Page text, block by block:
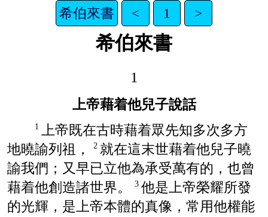
希伯來書 < 1 >
希伯來書
1
上帝藉着他兒子說話
1
上帝既在古時藉着眾先知多次多方
地曉諭列祖，
2 就在這末世藉着他兒子曉
諭我們；又早已立他為承受萬有的，也曾
藉着他創造諸世界。
3 他是上帝榮耀所發
的光輝，是上帝本體的真像，常用他權能